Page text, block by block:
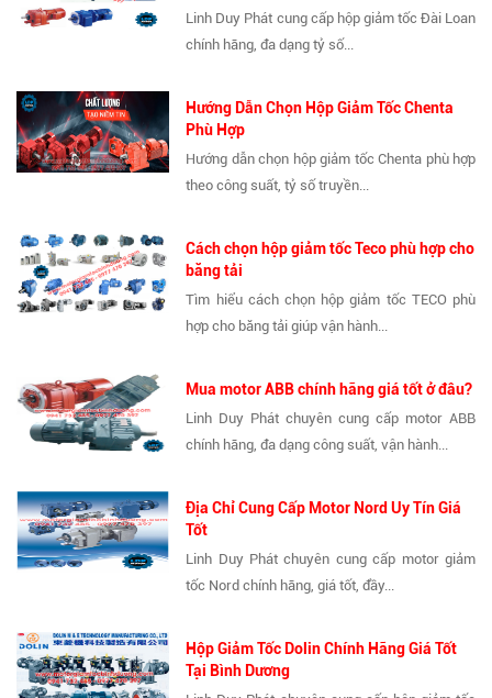
Linh Duy Phát cung cấp hộp giảm tốc Đài Loan
chính hãng, đa dạng tỷ số...
Hướng Dẫn Chọn Hộp Giảm Tốc Chenta
Phù Hợp
Hướng dẫn chọn hộp giảm tốc Chenta phù hợp
theo công suất, tỷ số truyền...
Cách chọn hộp giảm tốc Teco phù hợp cho
băng tải
Tìm hiểu cách chọn hộp giảm tốc TECO phù
hợp cho băng tải giúp vận hành...
Mua motor ABB chính hãng giá tốt ở đâu?
Linh Duy Phát chuyên cung cấp motor ABB
chính hãng, đa dạng công suất, vận hành...
Địa Chỉ Cung Cấp Motor Nord Uy Tín Giá
Tốt
Linh Duy Phát chuyên cung cấp motor giảm
tốc Nord chính hãng, giá tốt, đầy...
Hộp Giảm Tốc Dolin Chính Hãng Giá Tốt
Tại Bình Dương